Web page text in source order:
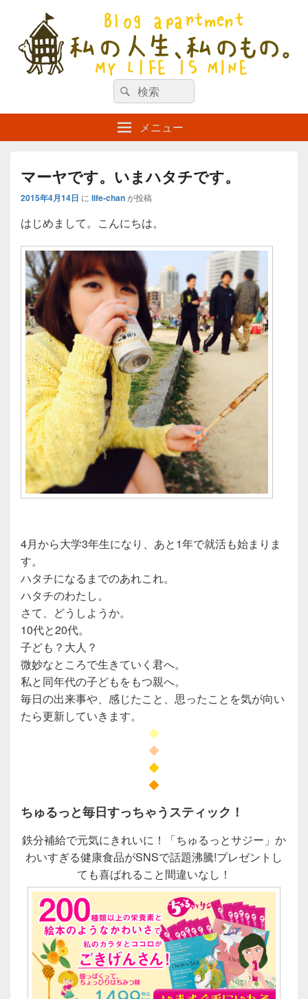
私の人生、私のもの。【新館】
検
索
対
象:
検
索
メニュー
マーヤです。いまハタチです。
2015年4月14日 に life-chanが投稿
はじめまして。こんにちは。
4月から大学3年生になり、あと1年で就活も始まりま
す。
ハタチになるまでのあれこれ。
ハタチのわたし。
さて、どうしようか。
10代と20代。
子ども？大人？
微妙なところで生きていく君へ。
私と同年代の子どもをもつ親へ。
毎日の出来事や、感じたこと、 思ったことを気が向い
たら更新していきます。
◆
◆
◆
◆
ちゅるっと毎日すっちゃうスティック！
鉄分補給で元気にきれいに！「ちゅるっとサジー」か
わいすぎる健康食品がSNSで話題沸騰!プレゼントし
ても喜ばれること間違いなし！